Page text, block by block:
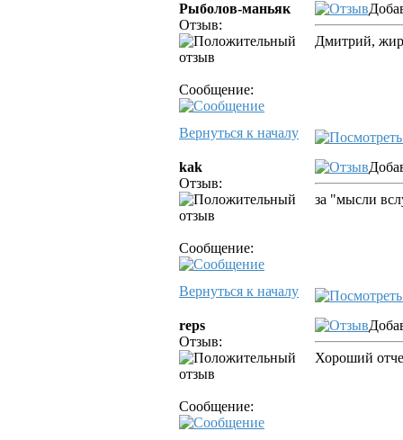
Рыболов-маньяк
Отзыв:
Сообщение:
Дмитрий,
Вернуться к началу
kak
Отзыв:
Сообщение:
за "мысли
Вернуться к началу
reps
Отзыв:
Сообщение:
Хороший